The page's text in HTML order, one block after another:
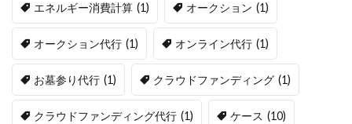
エネルギー消費計算 (1) オークション (1)
オークション代行 (1) オンライン代行 (1)
お墓参り代行 (1) クラウドファンディング (1)
クラウドファンディング代行 (1) ケース (10)